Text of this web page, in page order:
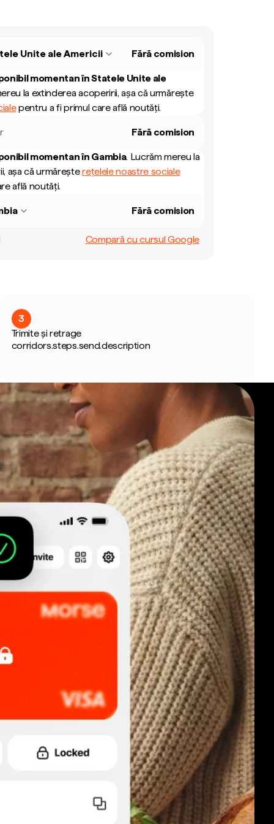
Unite ale Americii Fără comision
momentan înStatele Unite ale
la extinderea acoperirii, așa că urmărește
pentru a fi primul care află noutăți.
Fără comision
momentan în Gambia. Lucrăm mereu la
așa că urmăreșterețelele noastre sociale
află noutăți.
Fără comision
Compară cu cursul Google
3
Trimite și retrage
corridors.steps.send.description